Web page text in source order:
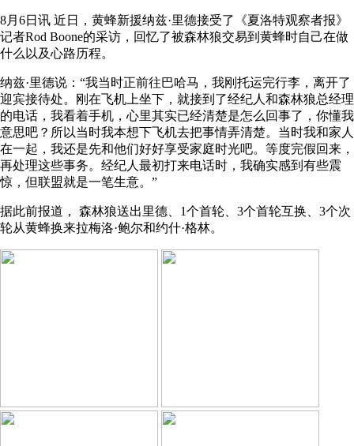
8月6日讯 近日，黄蜂新援纳兹·里德接受了《夏洛特观察者报》
记者Rod Boone的采访，回忆了被森林狼交易到黄蜂时自己在做
什么以及心路历程。
纳兹·里德说：“我当时正前往巴哈马，我刚托运完行李，离开了
迎宾接待处。刚在飞机上坐下，就接到了经纪人和森林狼总经理
的电话，我看着手机，心里其实已经清楚是怎么回事了，你懂我
意思吧？所以当时我本想下飞机去把事情弄清楚。当时我和家人
在一起，我还是先和他们好好享受家庭时光吧。等度完假回来，
再处理这些事务。经纪人最初打来电话时，我确实感到有些震
惊，但联盟就是一笔生意。”
据此前报道， 森林狼送出里德、1个首轮、3个首轮互换、3个次
轮从黄蜂换来拉梅洛·鲍尔和约什·格林。